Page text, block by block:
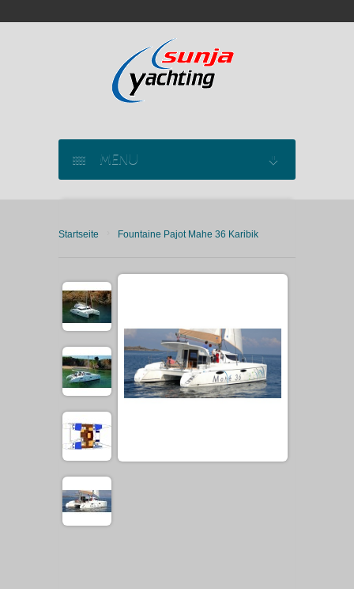
MENU
KATAMARAN CHARTER
MOTORYACHT CHARTER
MARINAS
Startseite Fountaine Pajot Mahe 36 Karibik